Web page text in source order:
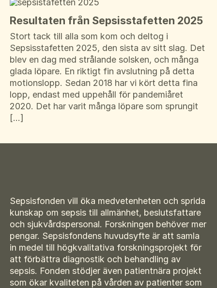
Resultaten från Sepsisstafetten 2025
Stort tack till alla som kom och deltog i
Sepsisstafetten 2025, den sista av sitt slag. Det
blev en dag med strålande solsken, och många
glada löpare. En riktigt fin avslutning på detta
motionslopp. Sedan 2018 har vi kört detta fina
lopp, endast med uppehåll för pandemiåret
2020. Det har varit många löpare som sprungit
[…]
Sepsisfonden vill öka medvetenheten och sprida
kunskap om sepsis till allmänhet, beslutsfattare
och sjukvårdspersonal. Forskningen behöver mer
pengar. Sepsisfondens huvudsyfte är att samla
in medel till högkvalitativa forskningsprojekt för
att förbättra diagnostik och behandling av
sepsis. Fonden stödjer även patientnära projekt
som ökar kvaliteten på vården av patienter som